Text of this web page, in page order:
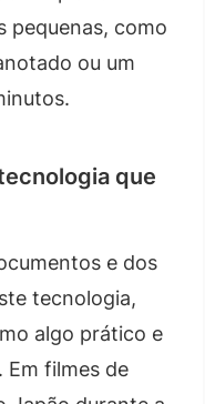
pequenas, como
ou um
que
e dos
tecnologia,
algo prático e
Em filmes de